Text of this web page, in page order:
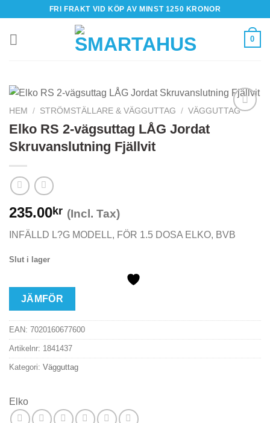
content
FRI FRAKT VID KÖP AV MINST 1250 KRONOR
0
HEM / STRÖMSTÄLLARE & VÄGGUTTAG / VÄGGUTTAG
Elko RS 2-vägsuttag LÅG Jordat
Skruvanslutning Fjällvit
235.00kr (Incl. Tax)
INFÄLLD L?G MODELL, FÖR 1.5 DOSA ELKO, BVB
Slut i lager
JÄMFÖR
EAN: 7020160677600
Artikelnr: 1841437
Kategori: Vägguttag
Elko